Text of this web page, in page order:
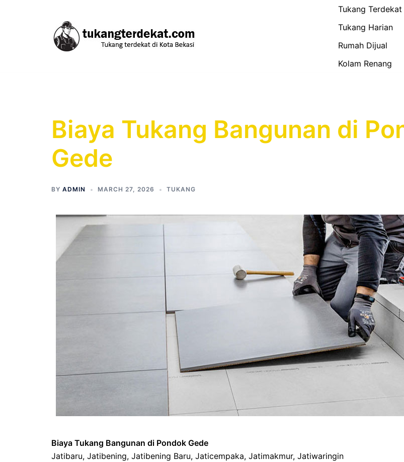
Tukang Terdekat
Tukang Harian
Rumah Dijual
Kolam Renang
Biaya Tukang Bangunan di
Gede
BY ADMIN MARCH 27, 2026 TUKANG
Biaya Tukang Bangunan di Pondok Gede
Jatibaru, Jatibening, Jatibening Baru, Jaticempaka, Jatimakmur, Jatiwaringin